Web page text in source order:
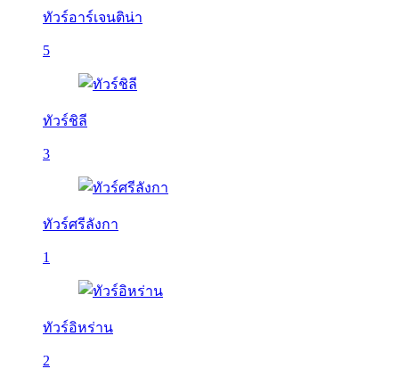
ทัวร์อาร์เจนติน่า
5
ทัวร์ชิลี
3
ทัวร์ศรีลังกา
1
ทัวร์อิหร่าน
2